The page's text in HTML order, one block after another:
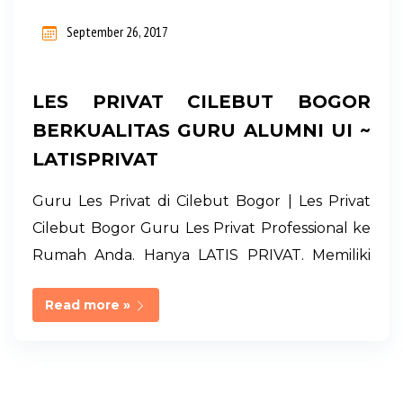
September 26, 2017
LES PRIVAT CILEBUT BOGOR
BERKUALITAS GURU ALUMNI UI ~
LATISPRIVAT
Guru Les Privat di Cilebut Bogor | Les Privat
Cilebut Bogor Guru Les Privat Professional ke
Rumah Anda. Hanya LATIS PRIVAT. Memiliki
UNJ di Jabodetabek. Management Full Service
Read more »